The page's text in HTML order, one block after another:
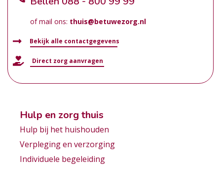
of mail ons: thuis@betuwezorg.nl
Bekijk alle contactgegevens
Direct zorg aanvragen
Hulp en zorg thuis
Hulp bij het huishouden
Verpleging en verzorging
Individuele begeleiding